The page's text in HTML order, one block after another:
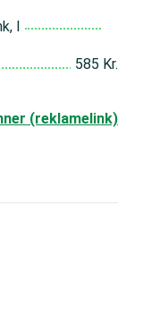
l
585 Kr.
(reklamelink)